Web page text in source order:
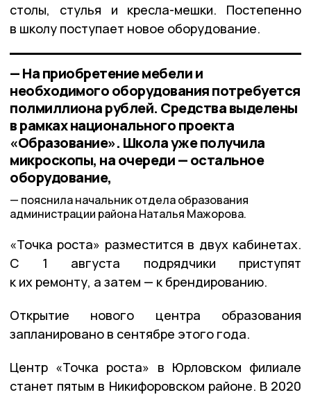
столы, стулья и кресла-мешки. Постепенно
в школу поступает новое оборудование.
— На приобретение мебели и
необходимого оборудования потребуется
полмиллиона рублей. Средства выделены
в рамках национального проекта
«Образование». Школа уже получила
микроскопы, на очереди — остальное
оборудование,
пояснила начальник отдела образования
администрации района Наталья Мажорова.
«Точка роста» разместится в двух кабинетах.
С 1 августа подрядчики приступят
к их ремонту, а затем — к брендированию.
Открытие нового центра образования
запланировано в сентябре этого года.
Центр «Точка роста» в Юрловском филиале
станет пятым в Никифоровском районе. В 2020